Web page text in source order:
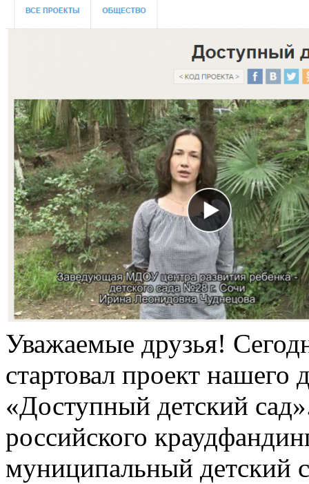
Уважаемые друзья!
стартовал проект нашего
«Доступный детский
российского
муниципальный детский